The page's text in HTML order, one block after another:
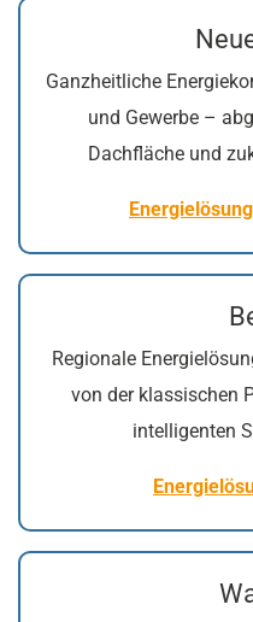
Ganzheitliche
und Gewerbe –
Dachfläche und
Regionale
von der klassischen
intelligenten